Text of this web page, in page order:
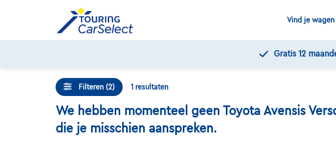
Vind je wagen
Gratis 12
Filteren (2) 1 resultaten
We hebben momenteel geen Toyota Avensis
die je misschien aanspreken.